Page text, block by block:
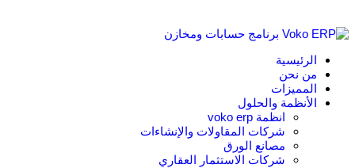
الرئيسية
من نحن
المميزات
الأنظمة والحلول
انظمة voko erp
شركات المقاولات والإنشاءات
مصانع الورق
شركات الاستثمار العقاري